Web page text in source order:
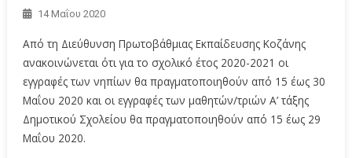
14 Μαΐου 2020
Από τη Διεύθυνση Πρωτοβάθμιας Εκπαίδευσης Κοζάνης
ανακοινώνεται ότι για το σχολικό έτος 2020-2021 οι
εγγραφές των νηπίων θα πραγματοποιηθούν από 15 έως 30
Μαΐου 2020 και οι εγγραφές των μαθητών/τριών Α’ τάξης
Δημοτικού Σχολείου θα πραγματοποιηθούν από 15 έως 29
Μαΐου 2020.